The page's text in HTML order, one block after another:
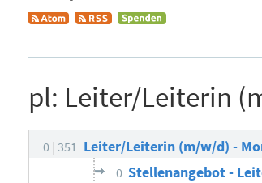
pl: Leiter/Leiterin
0 351 Leiter/Leiterin (m/w/d) -
0 Stellenangebot -